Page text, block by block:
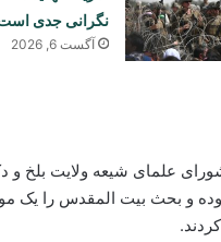
نگرانی جدی
آگست 6, 2026
علمای شیعه ولایت بلخ و
و بحث بیت المقدس را یک
وزارت آب و انرژی از
سیلاب‌های آنی در
هشدار داد